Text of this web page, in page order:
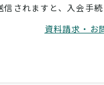
されますと、入会手
資料請求・お